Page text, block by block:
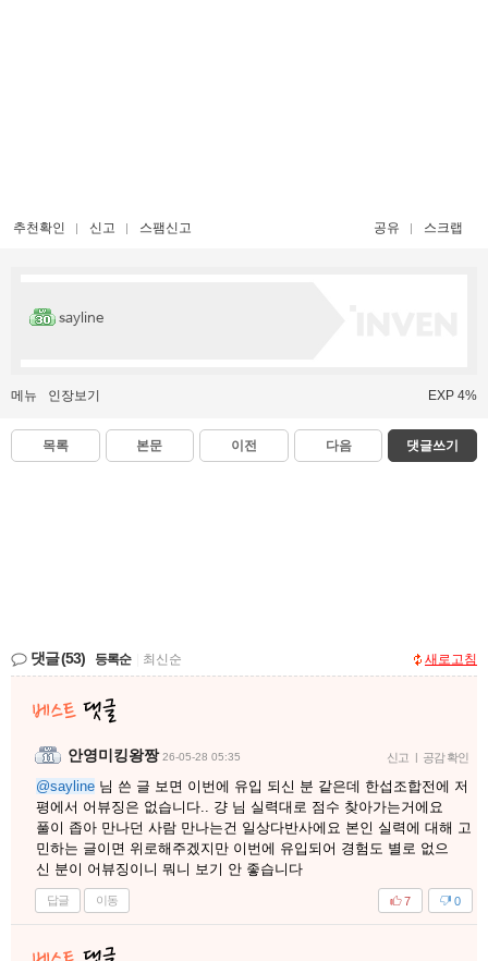
추천확인 신고 스팸신고 공유 스크랩
sayline
메뉴 인장보기 EXP 4%
목록 본문 이전 다음 댓글쓰기
댓글(53) 등록순 최신순 새로고침
안영미킹왕짱 26-05-28 05:35 신고 | 공감 확인
@sayline 님 쓴 글 보면 이번에 유입 되신 분 같은데 한섭조합전에 저
평에서 어뷰징은 없습니다.. 걍 님 실력대로 점수 찾아가는거에요
풀이 좁아 만나던 사람 만나는건 일상다반사에요 본인 실력에 대해 고
민하는 글이면 위로해주겠지만 이번에 유입되어 경험도 별로 없으
신 분이 어뷰징이니 뭐니 보기 안 좋습니다
답글 이동 0
7